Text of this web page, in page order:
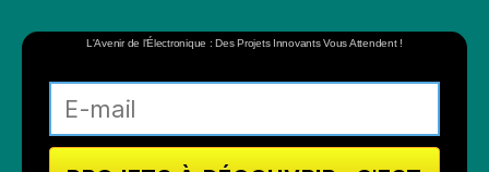
L'Avenir de l'Électronique : Des Projets Innovants Vous Attendent !